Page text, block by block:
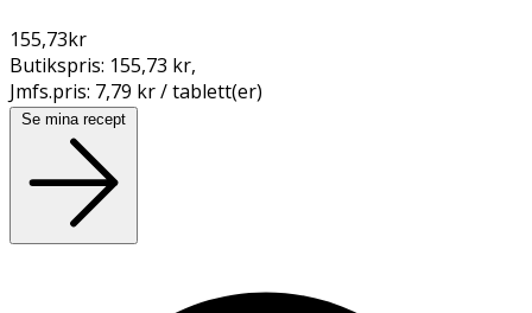
155,73kr
Butikspris: 155,73 kr,
Jmfs.pris: 7,79 kr / tablett(er)
Se mina recept